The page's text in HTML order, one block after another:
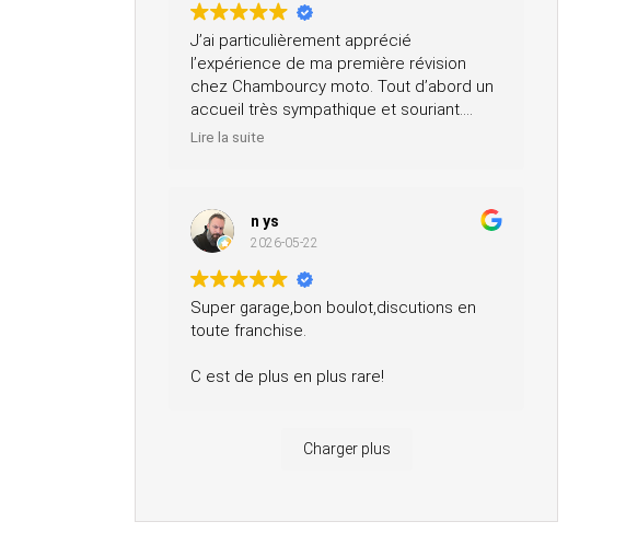
J’ai particulièrement apprécié
l’expérience de ma première révision
chez Chambourcy moto. Tout d’abord un
accueil très sympathique et souriant.
Ensuite, ils m’ont prêté une moto pendant
%.
Lire la suite
n ys
2026-05-22
Super garage,bon boulot,discutions en
toute franchise.
C est de plus en plus rare!
Charger plus